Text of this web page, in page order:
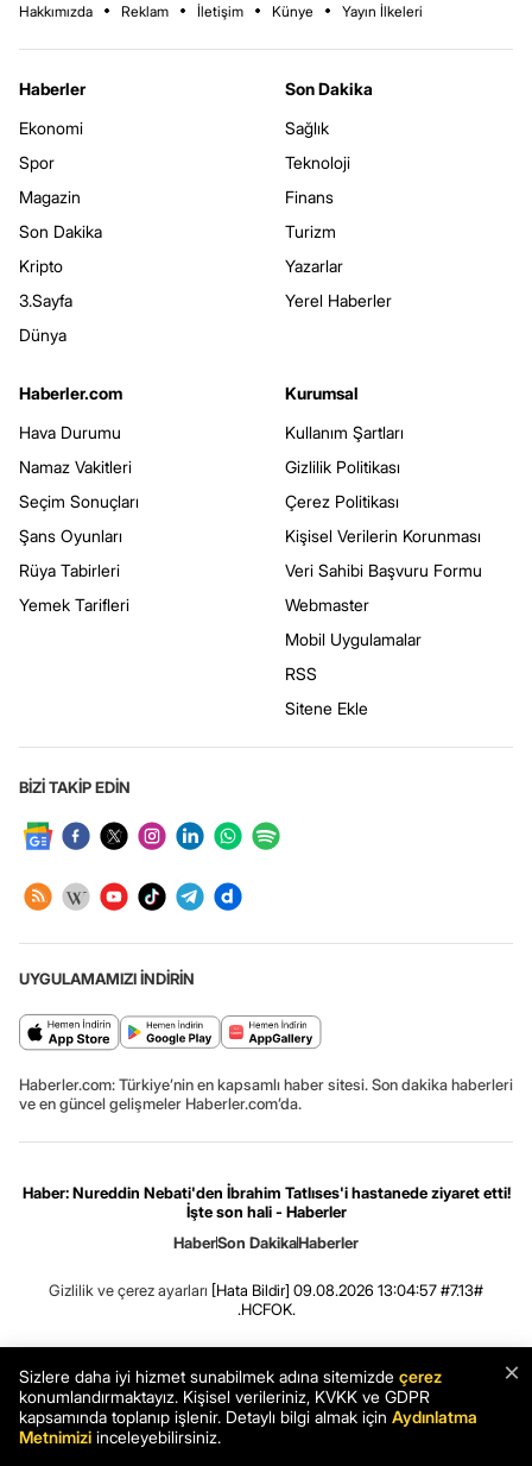
Hakkımızda Reklam İletişim Künye Yayın İlkeleri
Haberler
Ekonomi
Spor
Magazin
Son Dakika
Kripto
3.Sayfa
Dünya
Son Dakika
Sağlık
Teknoloji
Finans
Turizm
Yazarlar
Yerel Haberler
Haberler.com
Hava Durumu
Namaz Vakitleri
Seçim Sonuçları
Şans Oyunları
Rüya Tabirleri
Yemek Tarifleri
Kurumsal
Kullanım Şartları
Gizlilik Politikası
Çerez Politikası
Kişisel Verilerin Korunması
Veri Sahibi Başvuru Formu
Webmaster
Mobil Uygulamalar
RSS
Sitene Ekle
BİZİ TAKİP EDİN
UYGULAMAMIZI İNDİRİN
Haberler.com: Türkiye’nin en kapsamlı haber sitesi. Son dakika haberleri
ve en güncel gelişmeler Haberler.com’da.
Haber: Nureddin Nebati'den İbrahim Tatlıses'i hastanede ziyaret etti!
İşte son hali - Haberler
HaberSon DakikaHaberler
Gizlilik ve çerez ayarları [Hata Bildir] 09.08.2026 13:04:57 #7.13#
.HCFOK.
×
Sizlere daha iyi hizmet sunabilmek adına sitemizde çerez
konumlandırmaktayız. Kişisel verileriniz, KVKK ve GDPR
kapsamında toplanıp işlenir. Detaylı bilgi almak için Aydınlatma
Metnimizi inceleyebilirsiniz.